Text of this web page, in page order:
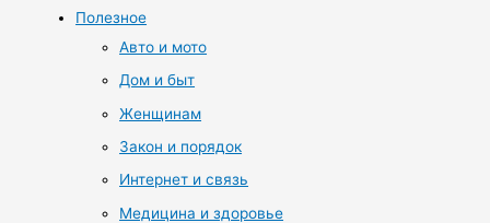
Полезное
Авто и мото
Дом и быт
Женщинам
Закон и порядок
Интернет и связь
Медицина и здоровье